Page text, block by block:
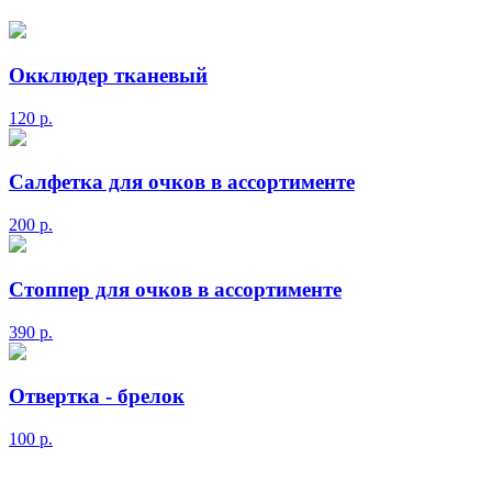
Окклюдер тканевый
120 р.
Салфетка для очков в ассортименте
200 р.
Стоппер для очков в ассортименте
390 р.
Отвертка - брелок
100 р.